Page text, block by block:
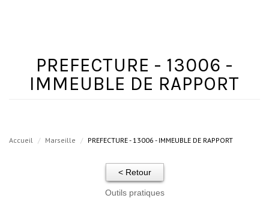
PREFECTURE - 13006 -
IMMEUBLE DE RAPPORT
Accueil Marseille PREFECTURE - 13006 - IMMEUBLE DE RAPPORT
< Retour
Outils pratiques